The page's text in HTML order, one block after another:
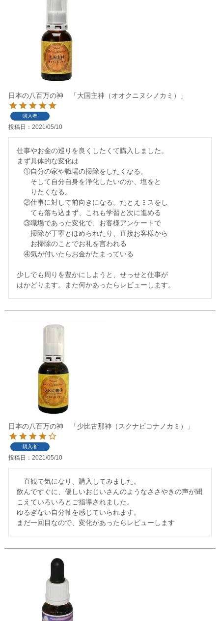
日本の八百万の神 「大国主神（オオクニヌシノカミ）」
購入者
投稿日 2021/05/10
仕事やお金の巡りを良くしたくて購入しました。
まず具体的な変化は
①自分の家や職場の掃除をしたくなる。
そして自分自身を浄化したいのか、塩をと
りたくなる。
②仕事に対して前向きになる。たとえミスをし
ても落ち込まず、これも学習と次に進める
③職場であった変化で、お客様アンケートで
掃除が丁寧とほめられたり、直接お客様から
お掃除のことでお礼を言われる
④気が付いたらお金がたまっている
少しでも周りを豊かにしようと、せっせと仕事が
はかどります。また何かあったらレビューします。
日本の八百万の神 「少比古那神（スクナビコナノカミ）」
購入者
投稿日 2021/05/10
直観で気になり、購入してみました。
飲んですぐに、優しいおじいさんのようなささやきの声が聞
こえていろいろとご指導されました。
ゆるぎない自分軸を感じていられます。
まだ一回目なので、変化があったらレビューします